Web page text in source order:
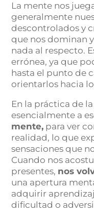
La mente nos
generalmente
descontrolados y
que nos dominan
nada al respecto.
errónea, ya que
hasta el punto de
orientarlos hacia
En la práctica de
esencialmente a
mente, para ver
realidad, lo que
sensaciones que
Cuando nos
presentes, nos
una apertura
adquirir
dificultad o